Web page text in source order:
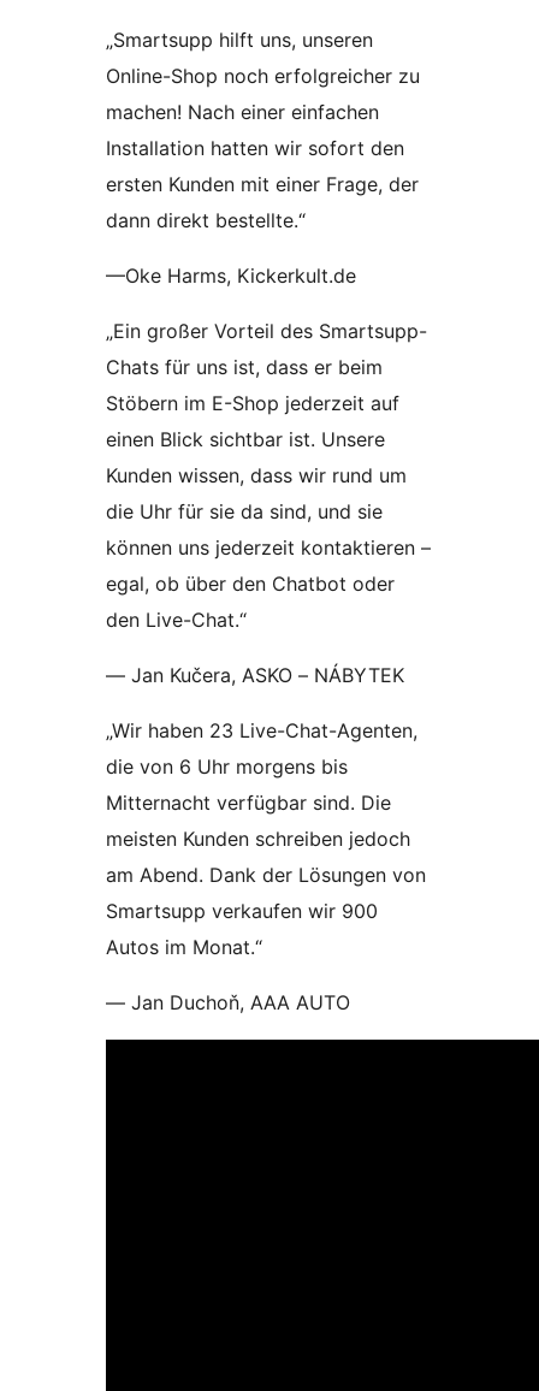
„Smartsupp hilft uns, unseren
Online-Shop noch erfolgreicher zu
machen! Nach einer einfachen
Installation hatten wir sofort den
ersten Kunden mit einer Frage, der
dann direkt bestellte.“
—Oke Harms, Kickerkult.de
„Ein großer Vorteil des Smartsupp-
Chats für uns ist, dass er beim
Stöbern im E-Shop jederzeit auf
einen Blick sichtbar ist. Unsere
Kunden wissen, dass wir rund um
die Uhr für sie da sind, und sie
können uns jederzeit kontaktieren –
egal, ob über den Chatbot oder
den Live-Chat.“
— Jan Kučera, ASKO – NÁBYTEK
„Wir haben 23 Live-Chat-Agenten,
die von 6 Uhr morgens bis
Mitternacht verfügbar sind. Die
meisten Kunden schreiben jedoch
am Abend. Dank der Lösungen von
Smartsupp verkaufen wir 900
Autos im Monat.“
— Jan Duchoň, AAA AUTO